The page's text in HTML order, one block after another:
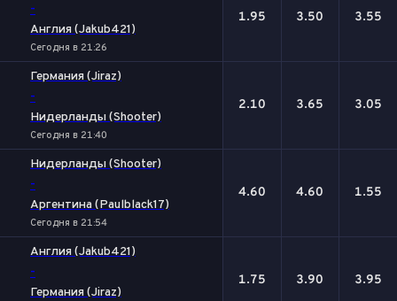
-
Англия (Jakub421)
Сегодня в 21:26
1.95 3.50 3.55
Германия (Jiraz)
-
Нидерланды (Shooter)
Сегодня в 21:40
2.10 3.65 3.05
Нидерланды (Shooter)
-
Аргентина (Paulblack17)
Сегодня в 21:54
4.60 4.60 1.55
Англия (Jakub421)
-
Германия (Jiraz)
1.75 3.90 3.95